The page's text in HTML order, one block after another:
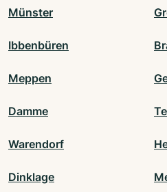
Münster
Ibbenbüren
Meppen
Damme
Warendorf
Dinklage